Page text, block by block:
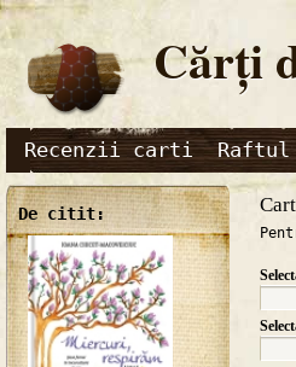
Cărţi
Recenzii carti
De citit: